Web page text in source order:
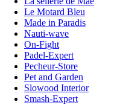
Le Motard Bleu
Made in Paradis
Nauti-wave
On-Fight
Padel-Expert
Pecheur-Store
Pet and Garden
Slowood Interior
Smash-Expert